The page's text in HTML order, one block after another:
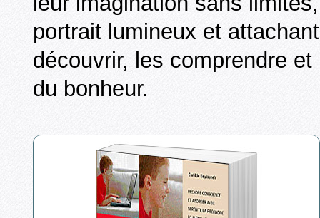
portrait lumineux et
découvrir, les comprendre
du bonheur.